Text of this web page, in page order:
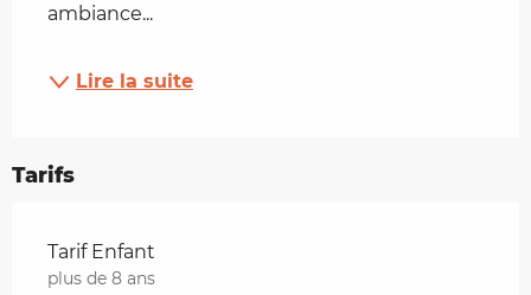
ambiance...
Lire la suite
Tarifs
Tarifs 2026
Tarif Enfant
plus de 8 ans